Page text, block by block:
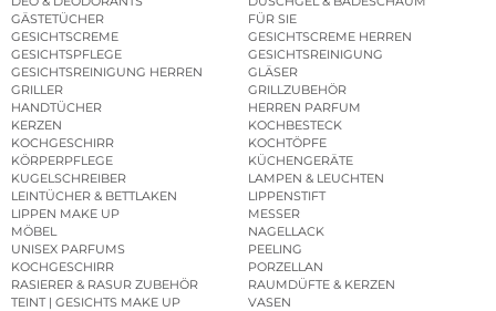
GÄSTETÜCHER
FÜR SIE
GESICHTSCREME
GESICHTSCREME HERREN
GESICHTSPFLEGE
GESICHTSREINIGUNG
GESICHTSREINIGUNG HERREN
GLÄSER
GRILLER
GRILLZUBEHÖR
HANDTÜCHER
HERREN PARFUM
KERZEN
KOCHBESTECK
KOCHGESCHIRR
KOCHTÖPFE
KÖRPERPFLEGE
KÜCHENGERÄTE
KUGELSCHREIBER
LAMPEN & LEUCHTEN
LEINTÜCHER & BETTLAKEN
LIPPENSTIFT
LIPPEN MAKE UP
MESSER
MÖBEL
NAGELLACK
UNISEX PARFUMS
PEELING
KOCHGESCHIRR
PORZELLAN
RASIERER & RASUR ZUBEHÖR
RAUMDÜFTE & KERZEN
TEINT | GESICHTS MAKE UP
VASEN